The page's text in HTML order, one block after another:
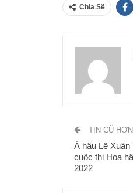
Chia Sẽ
TIN CŨ HƠN
Á hậu Lê
cuộc thi Hoa
2022